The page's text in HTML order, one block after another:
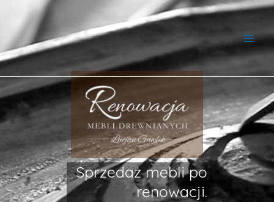
Sprzedaż mebli po
renowacji.